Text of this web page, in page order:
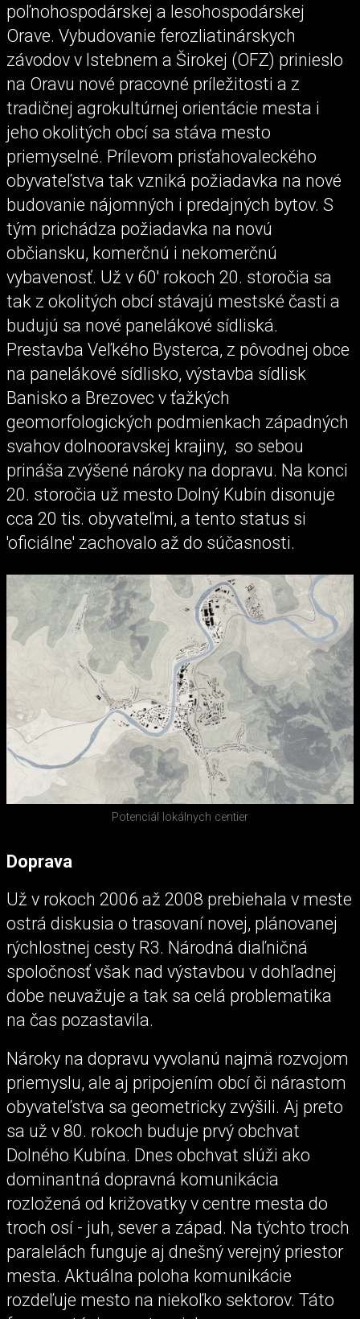
poľnohospodárskej a lesohospodárskej
Orave. Vybudovanie ferozliatinárskych
závodov v Istebnem a Širokej (OFZ) prinieslo
na Oravu nové pracovné príležitosti a z
tradičnej agrokultúrnej orientácie mesta i
jeho okolitých obcí sa stáva mesto
priemyselné. Prílevom prisťahovaleckého
obyvateľstva tak vzniká požiadavka na nové
budovanie nájomných i predajných bytov. S
tým prichádza požiadavka na novú
občiansku, komerčnú i nekomerčnú
vybavenosť. Už v 60' rokoch 20. storočia sa
tak z okolitých obcí stávajú mestské časti a
budujú sa nové panelákové sídliská.
Prestavba Veľkého Bysterca, z pôvodnej obce
na panelákové sídlisko, výstavba sídlisk
Banisko a Brezovec v ťažkých
geomorfologických podmienkach západných
svahov dolnooravskej krajiny, so sebou
prináša zvýšené nároky na dopravu. Na konci
20. storočia už mesto Dolný Kubín disonuje
cca 20 tis. obyvateľmi, a tento status si
'oficiálne' zachovalo až do súčasnosti.
Potenciál lokálnych centier
Doprava
Už v rokoch 2006 až 2008 prebiehala v meste
ostrá diskusia o trasovaní novej, plánovanej
rýchlostnej cesty R3. Národná diaľničná
spoločnosť však nad výstavbou v dohľadnej
dobe neuvažuje a tak sa celá problematika
na čas pozastavila.
Nároky na dopravu vyvolanú najmä rozvojom
priemyslu, ale aj pripojením obcí či nárastom
obyvateľstva sa geometricky zvýšili. Aj preto
sa už v 80. rokoch buduje prvý obchvat
Dolného Kubína. Dnes obchvat slúži ako
dominantná dopravná komunikácia
rozložená od križovatky v centre mesta do
troch osí - juh, sever a západ. Na týchto troch
paralelách funguje aj dnešný verejný priestor
mesta. Aktuálna poloha komunikácie
rozdeľuje mesto na niekoľko sektorov. Táto